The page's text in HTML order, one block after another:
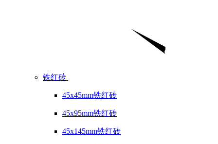
铁红砖
45x45mm铁红砖
45x95mm铁红砖
45x145mm铁红砖